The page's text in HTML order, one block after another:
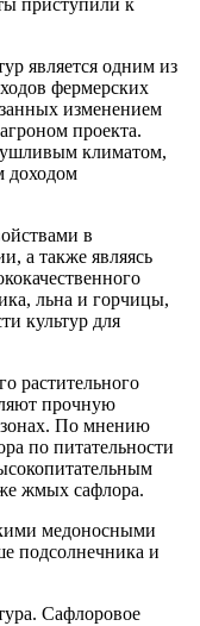
является одним из
фермерских
изменением
проекта.
климатом,
доходом
в
а также являясь
льна и горчицы,
культур для
растительного
прочную
зонах. По мнению
по питательности
жмых сафлора.
медоносными
подсолнечника и
Сафлоровое